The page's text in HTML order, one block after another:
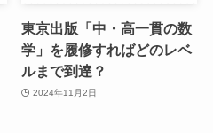
東京出版「中・高一貫の数
学」を履修すればどのレベ
ルまで到達？
2024年11月2日